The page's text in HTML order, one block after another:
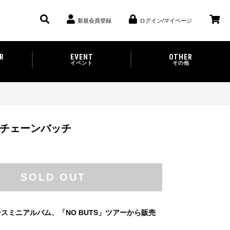
新規会員登録 ログイン/マイページ
EVENT
イベント
OTHER
その他
ェーンバッチ
SOLD OUT
ミニアルバム、「NO BUTS」ツアーから販売